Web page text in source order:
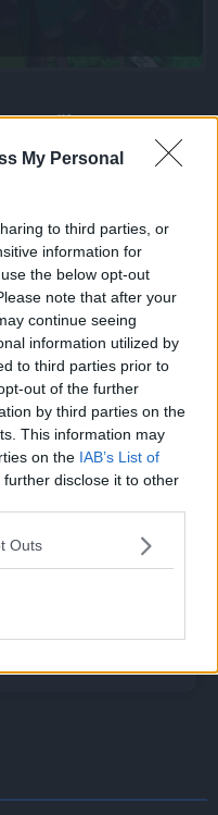
My Personal
to third parties, or
information for
the below opt-out
note that after your
continue seeing
information utilized by
to third parties prior to
out of the further
by third parties on the
This information may
on the IAB’s List of
further disclose it to other
Outs
de 偽ライジン
！？